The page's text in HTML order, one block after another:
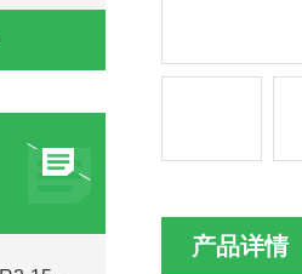
产品详情